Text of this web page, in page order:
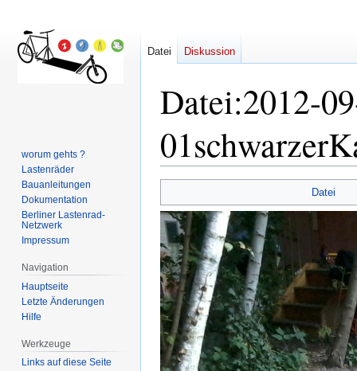
Datei:2012-
Navigation
springen
Suche
springen
Datei
Datei Diskussion
worum gehts ?
Lastenräder
Bauanleitungen
Dokumentation
Berliner Lastenrad-
Netzwerk
Impressum
Navigation
Hauptseite
Letzte Änderungen
Hilfe
Werkzeuge
Links auf diese Seite